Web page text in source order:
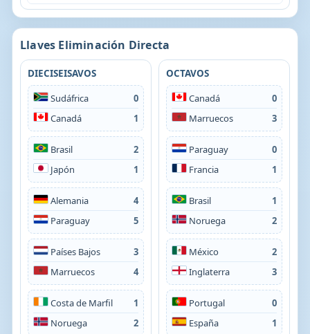
Llaves Eliminación Directa
DIECISEISAVOS
Sudáfrica
0
Canadá
1
Brasil
2
Japón
1
Alemania
4
Paraguay
5
Países Bajos
3
Marruecos
4
Costa de Marfil
1
Noruega
2
OCTAVOS
Canadá
0
Marruecos
3
Paraguay
0
Francia
1
Brasil
1
Noruega
2
México
2
Inglaterra
3
Portugal
0
España
1